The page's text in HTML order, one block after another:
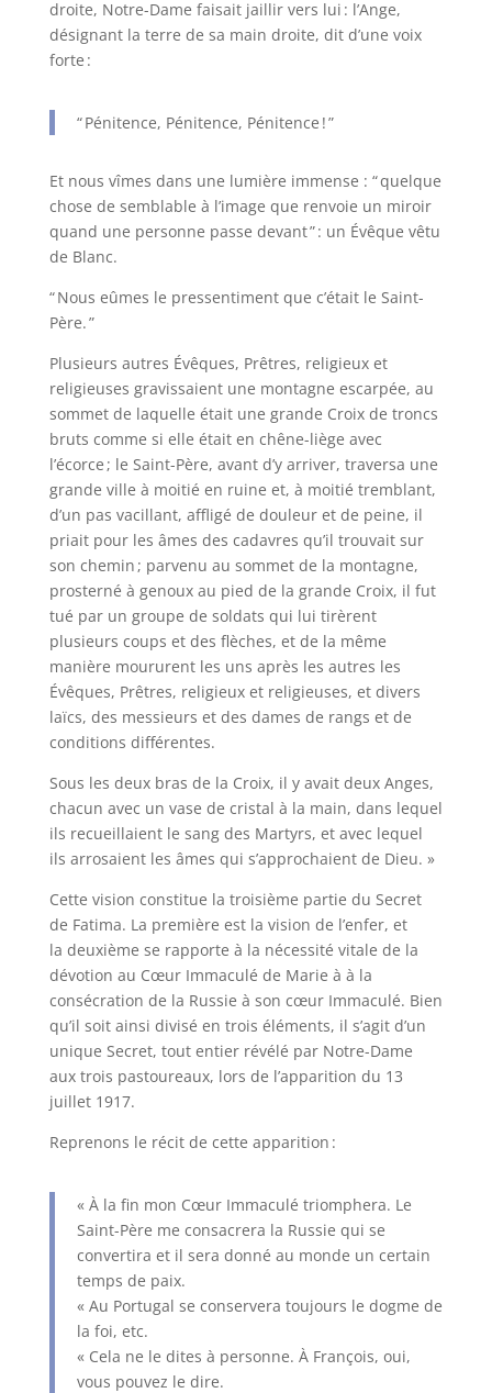
droite, Notre-Dame faisait jaillir vers lui : l’Ange,
désignant la terre de sa main droite, dit d’une voix
forte :
“ Pénitence, Pénitence, Pénitence ! ”
Et nous vîmes dans une lumière immense : “ quelque
chose de semblable à l’image que renvoie un miroir
quand une personne passe devant ” : un Évêque vêtu
de Blanc.
“ Nous eûmes le pressentiment que c’était le Saint-
Père. ”
Plusieurs autres Évêques, Prêtres, religieux et
religieuses gravissaient une montagne escarpée, au
sommet de laquelle était une grande Croix de troncs
bruts comme si elle était en chêne-liège avec
l’écorce ; le Saint-Père, avant d’y arriver, traversa une
grande ville à moitié en ruine et, à moitié tremblant,
d’un pas vacillant, affligé de douleur et de peine, il
priait pour les âmes des cadavres qu’il trouvait sur
son chemin ; parvenu au sommet de la montagne,
prosterné à genoux au pied de la grande Croix, il fut
tué par un groupe de soldats qui lui tirèrent
plusieurs coups et des flèches, et de la même
manière moururent les uns après les autres les
Évêques, Prêtres, religieux et religieuses, et divers
laïcs, des messieurs et des dames de rangs et de
conditions différentes.
Sous les deux bras de la Croix, il y avait deux Anges,
chacun avec un vase de cristal à la main, dans lequel
ils recueillaient le sang des Martyrs, et avec lequel
ils arrosaient les âmes qui s’approchaient de Dieu. »
Cette vision constitue la troisième partie du Secret
de Fatima. La première est la vision de l’enfer, et
la deuxième se rapporte à la nécessité vitale de la
dévotion au Cœur Immaculé de Marie à à la
consécration de la Russie à son cœur Immaculé. Bien
qu’il soit ainsi divisé en trois éléments, il s’agit d’un
unique Secret, tout entier révélé par Notre-Dame
aux trois pastoureaux, lors de l’apparition du 13
juillet 1917.
Reprenons le récit de cette apparition :
« À la fin mon Cœur Immaculé triomphera. Le
Saint-Père me consacrera la Russie qui se
convertira et il sera donné au monde un certain
temps de paix.
« Au Portugal se conservera toujours le dogme de
la foi, etc.
« Cela ne le dites à personne. À François, oui,
vous pouvez le dire.